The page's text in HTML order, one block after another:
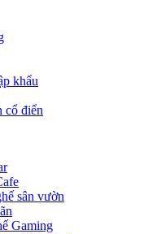
khẩu
cổ điển
sân vườn
Gaming